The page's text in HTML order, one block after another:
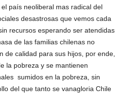
país neoliberal mas radical del
desastrosas que vemos cada
recursos esperando ser atendidas
de las familias chilenas no
de calidad para sus hijos, por ende,
la pobreza y se mantienen
sumidos en la pobreza, sin
del que tanto se vanagloria Chile